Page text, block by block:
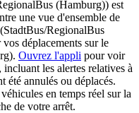
(Hamburg)) est
une vue d'ensemble de
RegionalBus
déplacements sur le
Ouvrez l'appli pour voir
les alertes relatives à
été annulés ou déplacés.
en temps réel sur la
de votre arrêt.